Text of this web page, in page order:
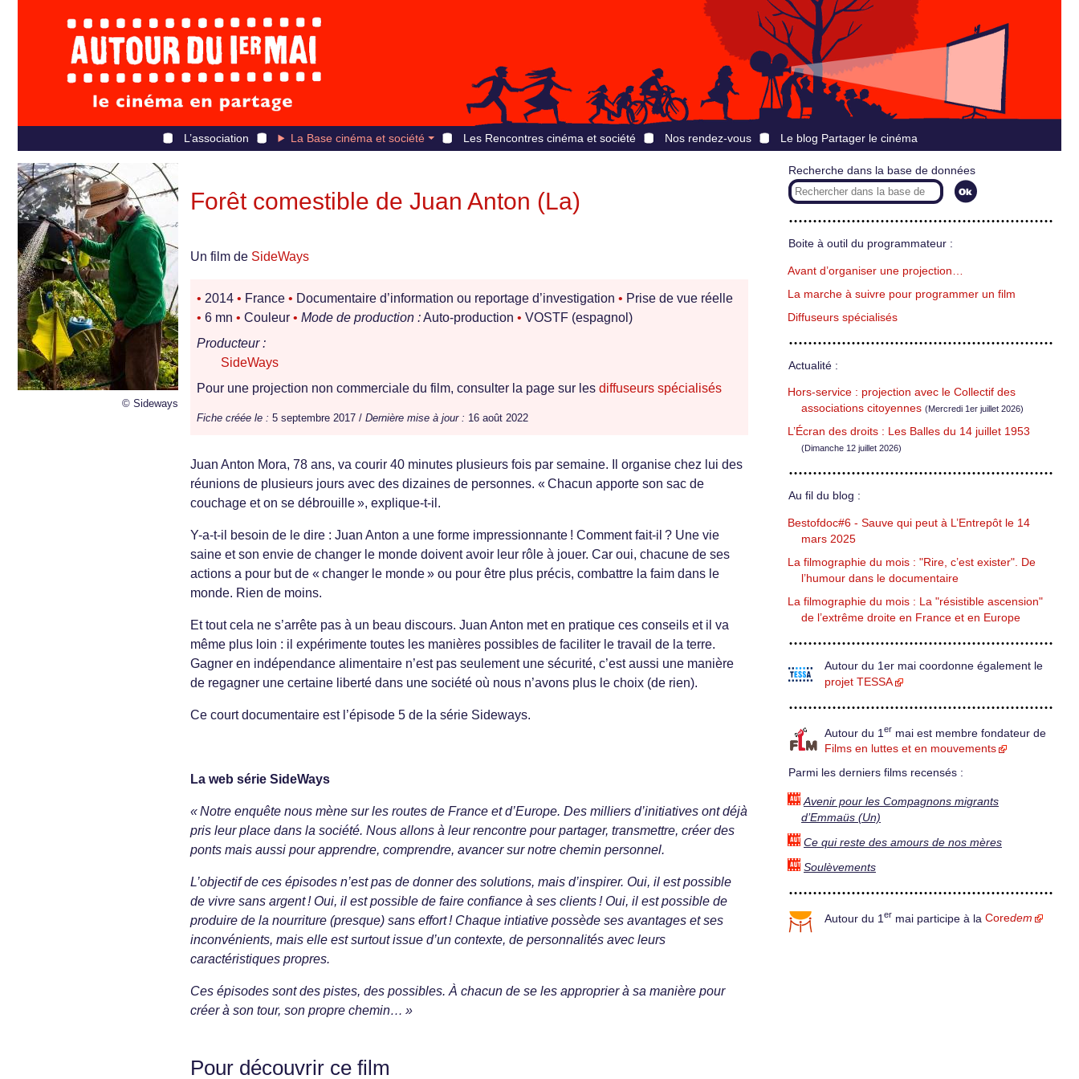
L’association La Base cinéma et société Les Rencontres cinéma et société Nos rendez-vous Le blog Partager le cinéma
© Sideways
Forêt comestible de Juan Anton (La)
Un film de SideWays
• 2014 • France • Documentaire d’information ou reportage d’investigation • Prise de vue réelle
• 6 mn • Couleur • Mode de production :Auto-production • VOSTF (espagnol)
Producteur :
SideWays
Pour une projection non commerciale du film, consulter la page sur les diffuseurs spécialisés
Fiche créée le : 5 septembre 2017 / Dernière mise à jour : 16 août 2022
Juan Anton Mora, 78 ans, va courir 40 minutes plusieurs fois par semaine. Il organise chez lui des
réunions de plusieurs jours avec des dizaines de personnes. « Chacun apporte son sac de
couchage et on se débrouille », explique-t-il.
Y-a-t-il besoin de le dire : Juan Anton a une forme impressionnante ! Comment fait-il ? Une vie
saine et son envie de changer le monde doivent avoir leur rôle à jouer. Car oui, chacune de ses
actions a pour but de « changer le monde » ou pour être plus précis, combattre la faim dans le
monde. Rien de moins.
Et tout cela ne s’arrête pas à un beau discours. Juan Anton met en pratique ces conseils et il va
même plus loin : il expérimente toutes les manières possibles de faciliter le travail de la terre.
Gagner en indépendance alimentaire n’est pas seulement une sécurité, c’est aussi une manière
de regagner une certaine liberté dans une société où nous n’avons plus le choix (de rien).
Ce court documentaire est l’épisode 5 de la série Sideways.
La web série SideWays
« Notre enquête nous mène sur les routes de France et d’Europe. Des milliers d’initiatives ont déjà
pris leur place dans la société. Nous allons à leur rencontre pour partager, transmettre, créer des
ponts mais aussi pour apprendre, comprendre, avancer sur notre chemin personnel.
L’objectif de ces épisodes n’est pas de donner des solutions, mais d’inspirer. Oui, il est possible
de vivre sans argent ! Oui, il est possible de faire confiance à ses clients ! Oui, il est possible de
produire de la nourriture (presque) sans effort ! Chaque intiative possède ses avantages et ses
inconvénients, mais elle est surtout issue d’un contexte, de personnalités avec leurs
caractéristiques propres.
Ces épisodes sont des pistes, des possibles. À chacun de se les approprier à sa manière pour
créer à son tour, son propre chemin… »
Pour découvrir ce film
Recherche dans la base de données
Boite à outil du programmateur :
Avant d’organiser une projection…
La marche à suivre pour programmer un film
Diffuseurs spécialisés
Actualité :
Hors-service : projection avec le Collectif des
associations citoyennes (Mercredi 1er juillet 2026)
L’Écran des droits : Les Balles du 14 juillet 1953
(Dimanche 12 juillet 2026)
Au fil du blog :
Bestofdoc#6 - Sauve qui peut à L’Entrepôt le 14
mars 2025
La filmographie du mois : "Rire, c’est exister". De
l’humour dans le documentaire
La filmographie du mois : La "résistible ascension"
de l’extrême droite en France et en Europe
Autour du 1er mai coordonne également le
projet TESSA
Autour du 1 er mai est membre fondateur de
Films en luttes et en mouvements
Parmi les derniers films recensés :
Avenir pour les Compagnons migrants
d’Emmaüs (Un)
Ce qui reste des amours de nos mères
Soulèvements
Autour du 1 er mai participe à la Coredem